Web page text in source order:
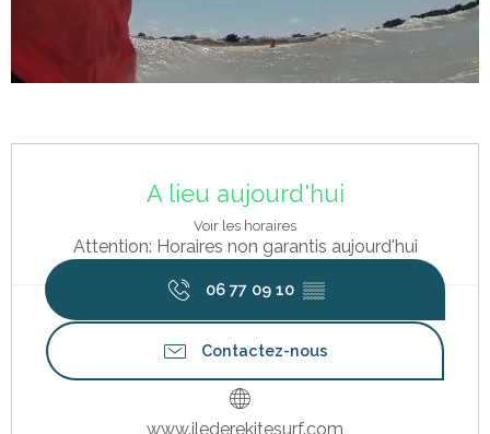
A lieu aujourd'hui
Voir les horaires
Attention: Horaires non garantis aujourd'hui
06 77 09 10 ▒▒
Contactez-nous
www.ilederekitesurf.com